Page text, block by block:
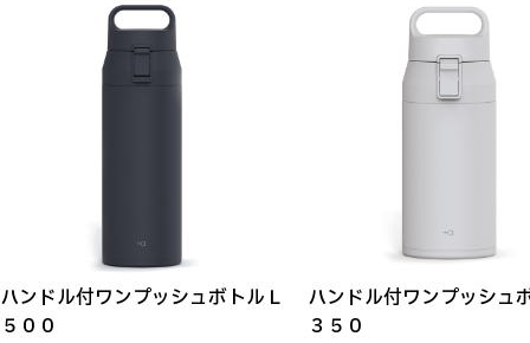
ハンドル付ワンプッシュボトルＬ
５００
ハンドル付ワンプッシュ
３５０